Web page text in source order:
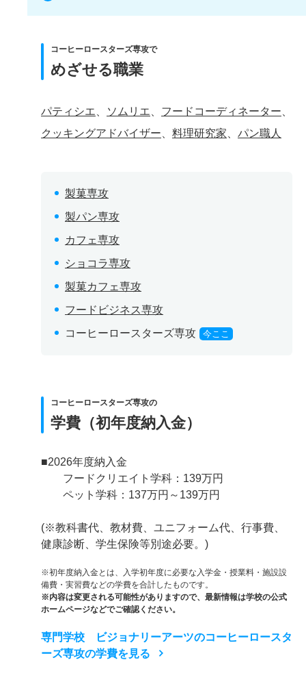
コーヒーロースターズ専攻で
めざせる職業
パティシエ ソムリエ フードコーディネーター
クッキングアドバイザー
料理研究家 パン職人
製菓専攻
製パン専攻
カフェ専攻
ショコラ専攻
製菓カフェ専攻
フードビジネス専攻
コーヒーロースターズ専攻
今ここ
コーヒーロースターズ専攻の
学費（初年度納入金）
■2026年度納入金
フードクリエイト学科：139万円
ペット学科：137万円～139万円
(※教科書代、教材費、ユニフォーム代、行事費、
健康診断、学生保険等別途必要。)
※初年度納入金とは、入学初年度に必要な入学金・授業料・施設設
備費・実習費などの学費を合計したものです。
※内容は変更される可能性がありますので、最新情報は学校の公式
ホームページなどでご確認ください。
専門学校 ビジョナリーアーツのコーヒーロースタ
ーズ専攻の学費を見る